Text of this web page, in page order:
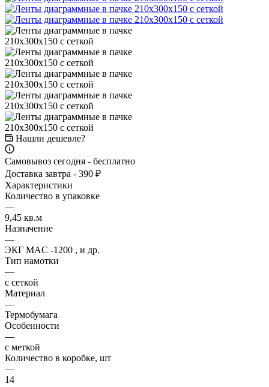
Нашли дешевле?
Самовывоз сегодня - бесплатно
Доставка завтра - 390 ₽
Характеристики
Количество в упаковке
—
9,45 кв.м
Назначение
—
ЭКГ MAC -1200 , и др.
Тип намотки
—
с сеткой
Материал
—
Термобумага
Особенности
—
с меткой
Количество в коробке, шт
—
14